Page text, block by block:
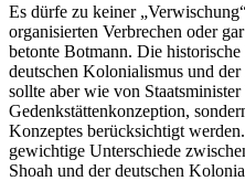
Es dürfe zu keiner
organisierten Verbrechen oder
betonte Botmann. Die
deutschen Kolonialismus und
sollte aber wie von
Gedenkstättenkonzeption,
Konzeptes berücksichtigt
gewichtige Unterschiede
Shoah und der deutschen